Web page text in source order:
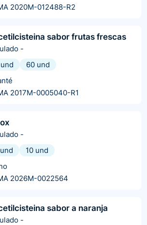
2020M-012488-R2
sabor frutas frescas
-
60 und
2017M-0005040-R1
-
10 und
2026M-0022564
sabor a naranja
-